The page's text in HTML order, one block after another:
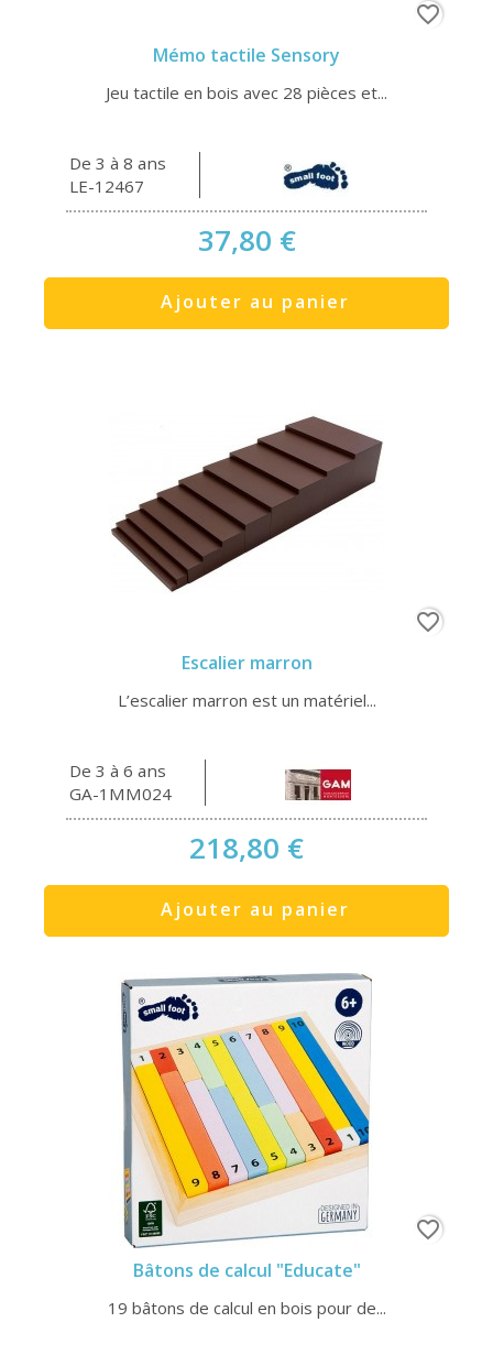
Mémo tactile Sensory
Jeu tactile en bois avec 28 pièces et...
De 3 à 8 ans
LE-12467
37,80 €
Ajouter au panier
favorite_border
Escalier marron
L’escalier marron est un matériel...
De 3 à 6 ans
GA-1MM024
218,80 €
Ajouter au panier
favorite_border
Bâtons de calcul "Educate"
19 bâtons de calcul en bois pour de...
favorite_border